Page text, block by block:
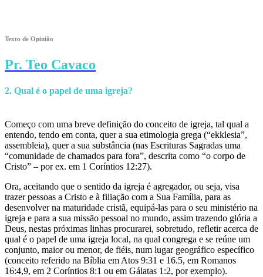
Texto de Opinião
Pr. Teo Cavaco
2. Qual é o papel de uma igreja?
Começo com uma breve definição do conceito de igreja, tal qual a
entendo, tendo em conta, quer a sua etimologia grega (“ekklesia”,
assembleia), quer a sua substância (nas Escrituras Sagradas uma
“comunidade de chamados para fora”, descrita como “o corpo de
Cristo” – por ex. em 1 Coríntios 12:27).
Ora, aceitando que o sentido da igreja é agregador, ou seja, visa
trazer pessoas a Cristo e à filiação com a Sua Família, para as
desenvolver na maturidade cristã, equipá-las para o seu ministério na
igreja e para a sua missão pessoal no mundo, assim trazendo glória a
Deus, nestas próximas linhas procurarei, sobretudo, refletir acerca de
qual é o papel de uma igreja local, na qual congrega e se reúne um
conjunto, maior ou menor, de fiéis, num lugar geográfico específico
(conceito referido na Bíblia em Atos 9:31 e 16.5, em Romanos
16:4,9, em 2 Coríntios 8:1 ou em Gálatas 1:2, por exemplo).